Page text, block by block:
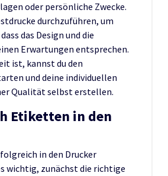
oder persönliche Zwecke.
durchzuführen, um
das Design und die
Erwartungen entsprechen.
ist, kannst du den
und deine individuellen
Qualität selbst erstellen.
Etiketten in den
in den Drucker
wichtig, zunächst die richtige